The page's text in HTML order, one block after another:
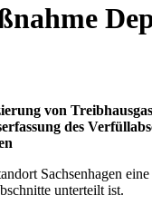
von
des
Sachsenhagen
unterteilt ist.